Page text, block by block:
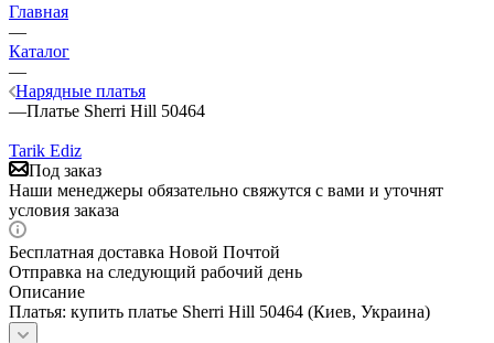
Главная
—
Каталог
—
Нарядные платья
—Платье Sherri Hill 50464
Tarik Ediz
Под заказ
Наши менеджеры обязательно свяжутся с вами и уточнят
условия заказа
Бесплатная доставка Новой Почтой
Отправка на следующий рабочий день
Описание
Платья: купить платье Sherri Hill 50464 (Киев, Украина)